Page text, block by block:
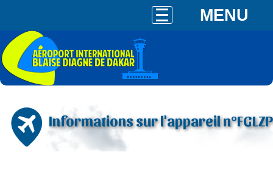
MENU
Informations sur l'appareil n°FGLZP